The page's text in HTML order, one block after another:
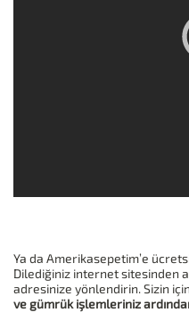
Ya da Amerikasepetim’e
Dilediğiniz internet sitesinden
adresinize yönlendirin. Sizin
ve gümrük işlemleriniz